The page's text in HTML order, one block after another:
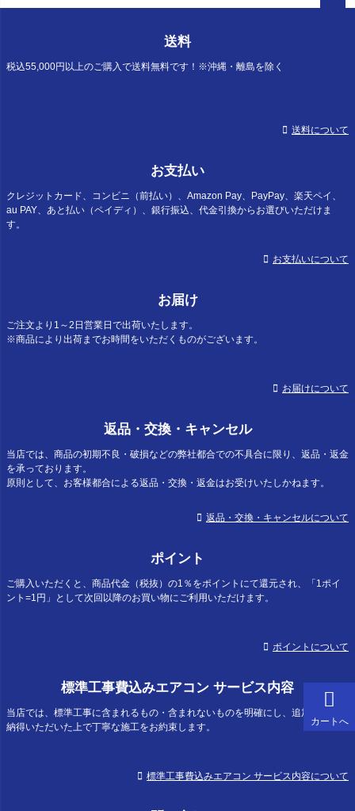
カートへ
送料
税込55,000円以上のご購入で送料無料です！※沖縄・離島を除く
送料について
お支払い
クレジットカード、コンビニ（前払い）、Amazon Pay、PayPay、楽天ペイ、
au PAY、あと払い（ペイディ）、銀行振込、代金引換からお選びいただけま
す。
お支払いについて
お届け
ご注文より1～2日営業日で出荷いたします。
※商品により出荷までお時間をいただくものがございます。
お届けについて
返品・交換・キャンセル
当店では、商品の初期不良・破損などの弊社都合での不具合に限り、返品・返金
を承っております。
原則として、お客様都合による返品・交換・返金はお受けいたしかねます。
返品・交換・キャンセルについて
ポイント
ご購入いただくと、商品代金（税抜）の1％をポイントにて還元され、「1ポイ
ント=1円」として次回以降のお買い物にご利用いただけます。
ポイントについて
標準工事費込みエアコン サービス内容
当店では、標準工事に含まれるもの・含まれないものを明確にし、追加費用にご
納得いただいた上で丁寧な施工をお約束します。
標準工事費込みエアコン サービス内容について